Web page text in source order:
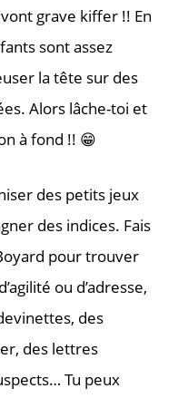
Où nous
grave kiffer !! En
sont assez
la tête sur des
Alors lâche-toi et
à fond !! 😁
des petits jeux
des indices. Fais
pour trouver
ou d’adresse,
des
des lettres
Tu peux